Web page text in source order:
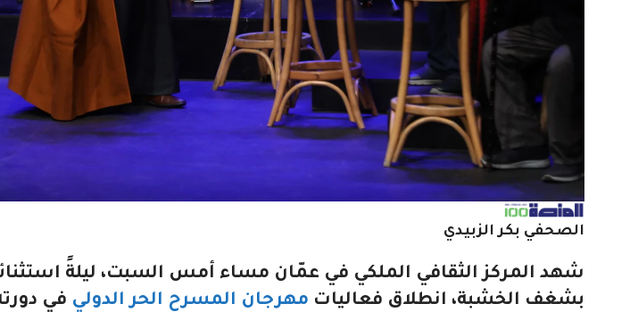
الصحفي بكر الزبيدي
شهد المركز الثقافي الملكي في عمّان مساء أمس السبت، ليلةً
بشغف الخشبة، انطلاق فعاليات مهرجان المسرح الحر الدولي